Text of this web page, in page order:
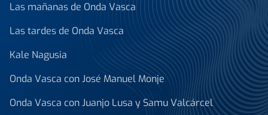
Las mañanas de Onda Vasca
Las tardes de Onda Vasca
Kale Nagusia
Onda Vasca con José Manuel Monje
Onda Vasca con Juanjo Lusa y Samu Valcárcel